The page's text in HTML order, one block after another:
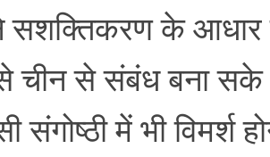
सशक्तिकरण के आधार
चीन से संबंध बना
संगोष्ठी में भी विमर्श